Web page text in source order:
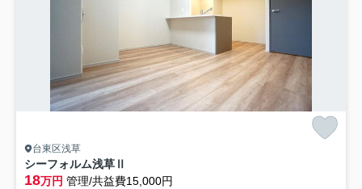
台東区浅草
シーフォルム浅草Ⅱ
18万円 管理/共益費15,000円